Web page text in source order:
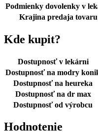
Podmienky dovolenky v
Krajina predaja tovaru
Kde kupit?
Dostupnosť v lekárni
Dostupnosť na modry
Dostupnosť na heureka
Dostupnosť na dr max
Dostupnosť od výrobcu
Hodnotenie